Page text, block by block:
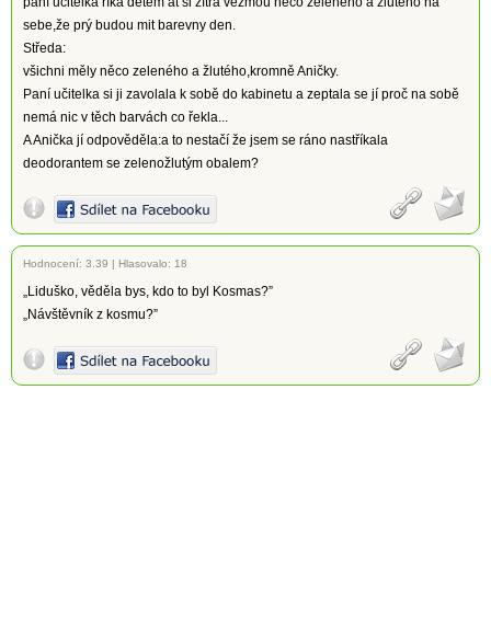
sebe,že prý budou mit barevny den.
Středa:
všichni měly něco zeleného a žlutého,kromně Aničky.
Paní učitelka si ji zavolala k sobě do kabinetu a zeptala se jí proč na sobě
nemá nic v těch barvách co řekla...
A Anička jí odpověděla:a to nestačí že jsem se ráno nastříkala
deodorantem se zelenožlutým obalem?
Hodnocení: 3.39 | Hlasovalo: 18
„Liduško, věděla bys, kdo to byl Kosmas?”
„Návštěvník z kosmu?”